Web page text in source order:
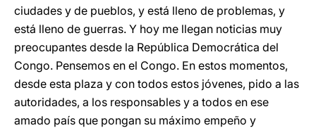
ciudades y de pueblos, y está lleno de problemas, y
está lleno de guerras. Y hoy me llegan noticias muy
preocupantes desde la República Democrática del
Congo. Pensemos en el Congo. En estos momentos,
desde esta plaza y con todos estos jóvenes, pido a las
autoridades, a los responsables y a todos en ese
amado país que pongan su máximo empeño y